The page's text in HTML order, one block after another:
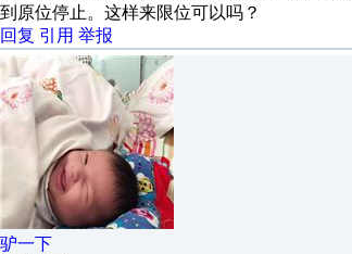
到原位停止。这样来限位可以吗？
回复 引用 举报
驴一下